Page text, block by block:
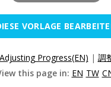
VORLAGE
Adjusting Progress(EN) | 調
this page in: EN TW